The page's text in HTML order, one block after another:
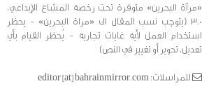
«مرآة البحرين» متوفرة تحت رخصة المشاع الإبداعي،
3.0 (يتوجب نسب المقال الى «مراة البحرين» - يحظر
استخدام العمل لأية غايات تجارية - يُحظر القيام بأي
تعديل، تحوير أو تغيير في النص)
للمراسلات: editor [at] bahrainmirror.com